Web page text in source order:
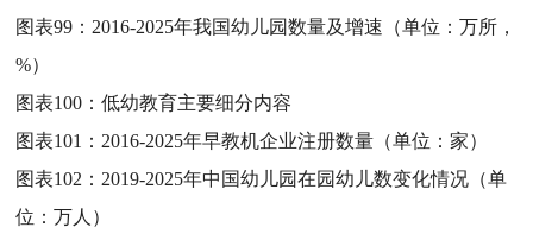
图表99： 2016-2025年我国幼儿园数量及增速（单位：万所，
%）
图表100：低幼教育主要细分内容
图表101： 2016-2025年早教机企业注册数量（单位：家）
图表102： 2019-2025年中国幼儿园在园幼儿数变化情况（单
位：万人）